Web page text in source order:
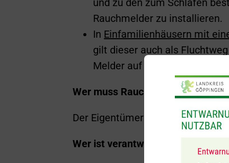
und zu den zum Schlafen
Rauchmelder zu installieren.
In Einfamilienhäusern mit
gilt dieser auch als
Melder auf jedem Stockwerk
Wer muss Rauchmelder
Der Eigentümer (des
Wer ist verantwortlich für die